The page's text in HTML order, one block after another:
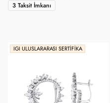
3 Taksit İmkanı
IGI ULUSLARARASI SERTIFIKA